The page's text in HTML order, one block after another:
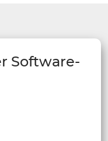
Software-